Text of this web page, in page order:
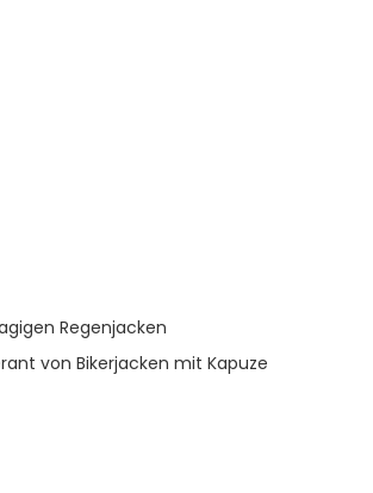
Regenjacken
von Bikerjacken mit Kapuze